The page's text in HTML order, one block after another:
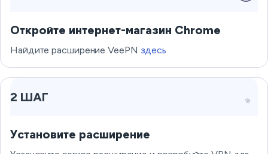
Откройте интернет-магазин Chrome
Найдите расширение VeePN здесь
2 ШАГ
Установите расширение